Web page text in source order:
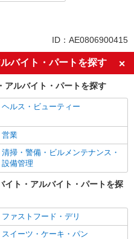
未経験歓迎
新卒・第二新卒歓迎
主婦・主夫歓迎
学歴不問
ミドル（40代～）活躍中
シニア（60代～）活躍中
ボーナス・賞与あり
完全週休2日制
車通勤OK
自転車通勤OK
ID：AE0806900415
バイト・パートを探す
アルバイト・パートを探す
ヘルス・ビューティー
営業
清掃・警備・ビルメンテナンス・
設備管理
イト・アルバイト・パートを探
ファストフード・デリ
スイーツ・ケーキ・パン